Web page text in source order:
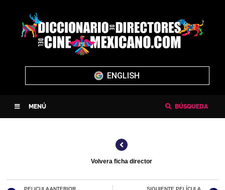
ENGLISH
MENÚ BÚSQUEDA
Volvera ficha director
PELICULA ANTERIOR SIGUIENTE PELÍCULA